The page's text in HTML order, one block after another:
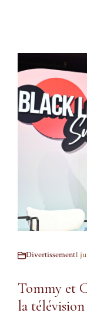
Divertissement1
Tommy et
la